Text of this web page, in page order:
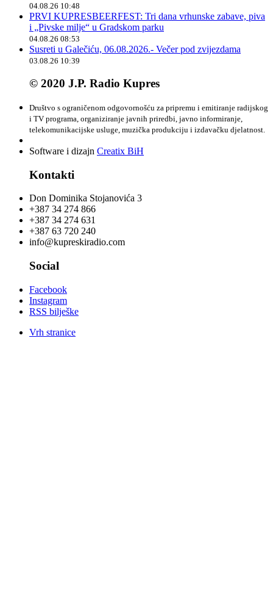
04.08.26 10:48
PRVI KUPRESBEERFEST: Tri dana vrhunske zabave, piva
i „Pivske milje“ u Gradskom parku
04.08.26 08:53
Susreti u Galečiću, 06.08.2026.- Večer pod zvijezdama
03.08.26 10:39
© 2020 J.P. Radio Kupres
Društvo s ograničenom odgovornošću za pripremu i emitiranje radijskog
i TV programa, organiziranje javnih priredbi, javno informiranje,
telekomunikacijske usluge, muzička produkciju i izdavačku djelatnost.
Software i dizajn Creatix BiH
Kontakti
Don Dominika Stojanovića 3
+387 34 274 866
+387 34 274 631
+387 63 720 240
info@kupreskiradio.com
Social
Facebook
Instagram
RSS bilješke
Vrh stranice